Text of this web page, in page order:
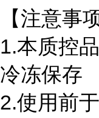
【注意事
1.本质控
冷冻保存
2.使用前